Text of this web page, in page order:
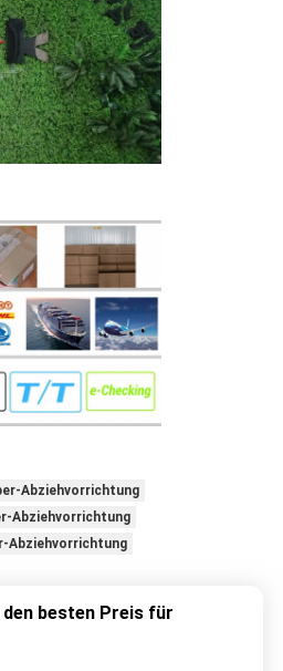
Abziehvorrichtung
Abziehvorrichtung
Abziehvorrichtung
den besten Preis für